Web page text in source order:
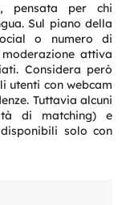
pensata per chi
Sul piano della
o numero di
attiva
Considera però
utenti con webcam
Tuttavia alcuni
di matching) e
solo con